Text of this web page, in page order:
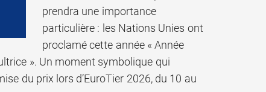
prendra une importance
particulière : les Nations Unies ont
proclamé cette année « Année
». Un moment symbolique qui
du prix lors d’EuroTier 2026, du 10 au